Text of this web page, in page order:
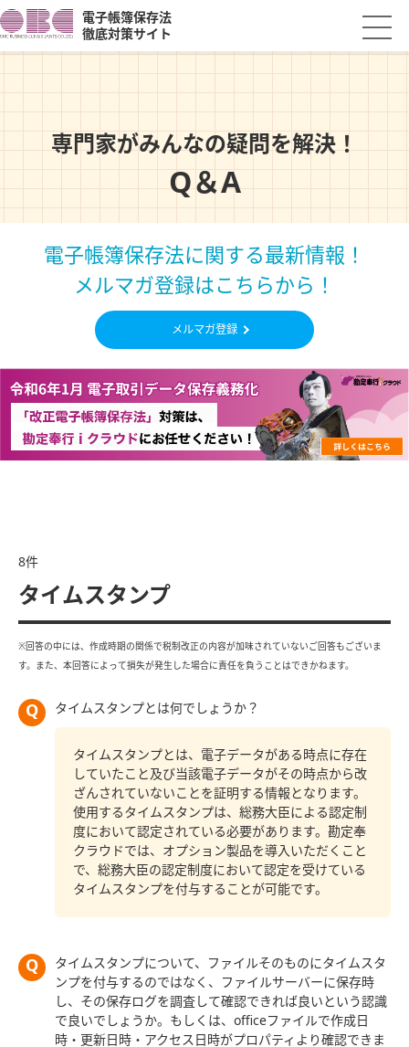
電子帳簿保存法
徹底対策サイト
専門家がみんなの疑問を解決！
Q＆A
電子帳簿保存法に関する最新情報！
メルマガ登録はこちらから！
メルマガ登録
8件
タイムスタンプ
※回答の中には、作成時期の関係で税制改正の内容が加味されていないご回答もございま
す。また、本回答によって損失が発生した場合に責任を負うことはできかねます。
タイムスタンプとは何でしょうか？
タイムスタンプとは、電子データがある時点に存在
していたこと及び当該電子データがその時点から改
ざんされていないことを証明する情報となります。
使用するタイムスタンプは、総務大臣による認定制
度において認定されている必要があります。勘定奉
クラウドでは、オプション製品を導入いただくこと
で、総務大臣の認定制度において認定を受けている
タイムスタンプを付与することが可能です。
タイムスタンプについて、ファイルそのものにタイムスタ
ンプを付与するのではなく、ファイルサーバーに保存時
し、その保存ログを調査して確認できれば良いという認識
で良いでしょうか。もしくは、officeファイルで作成日
時・更新日時・アクセス日時がプロパティより確認できま